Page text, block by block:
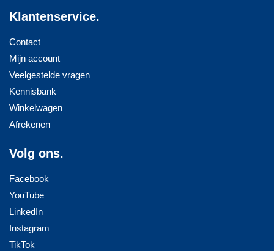
Klantenservice.
Contact
Mijn account
Veelgestelde vragen
Kennisbank
Winkelwagen
Afrekenen
Volg ons.
Facebook
YouTube
LinkedIn
Instagram
TikTok